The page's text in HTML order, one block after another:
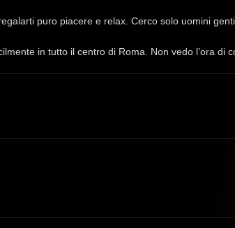
puro piacere e relax. Cerco solo uomini
in tutto il centro di Roma. Non vedo l’ora di